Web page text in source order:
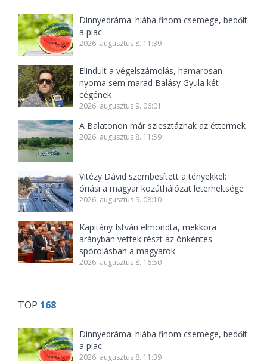
Dinnyedráma: hiába finom csemege, bedőlt
a piac
2026. augusztus 8. 11:39
Elindult a végelszámolás, hamarosan
nyoma sem marad Balásy Gyula két
cégének
2026. augusztus 9. 06:01
A Balatonon már sziesztáznak az éttermek
2026. augusztus 8. 11:59
Vitézy Dávid szembesített a tényekkel:
óriási a magyar közúthálózat leterheltsége
2026. augusztus 9. 08:10
Kapitány István elmondta, mekkora
arányban vettek részt az önkéntes
spórolásban a magyarok
2026. augusztus 8. 16:50
TOP 168
Dinnyedráma: hiába finom csemege, bedőlt
a piac
2026. augusztus 8. 11:39